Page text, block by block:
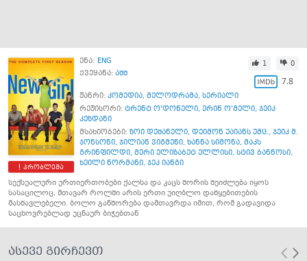
პრობლემა
ენა: ENG
ქვეყანა: აშშ
1 0
7.8
ჟანრი: კომედია, მელოდრამა, სერიალი
რეჟისორი: ტრენტ ო'დონელი, ერინ ო'მელი, ჯეიკ
კეზდანი
მსახიობები: ზოი დეშანელი, დეიმონ უაიანს უმც., ჯეიკ მ.
ჯონსონი, ჯილიან ვიგმენი, ხანნა სიმონა, მაკს
გრინფილდი, მერი ელიზაბეტ ელლისი, სტივ ბანნოსი,
ხეილი ნორმანი, ჯეკ იანგი
სექსუალური ურთიერთობები ქალსა და კაცს შორის შეიძლება იყოს
სასაცილოც. მთავარ როლში არის ერთი უიღბლო დაწყებითების
მასწავლებელი. ბოლო განშორება დამთავრდა იმით, რომ გადავიდა
საცხოვრებლად უცნაურ ბიჭებთან
ასევე გირჩევთ